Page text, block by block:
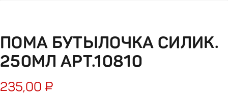
ПОМА БУТЫЛОЧКА СИЛИК.
250МЛ АРТ.10810
235,00 ₽